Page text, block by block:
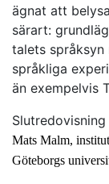
ägnat att
särart:
talets
språkliga
än exempelvis
Slutredovisning
Mats Malm,
Göteborgs